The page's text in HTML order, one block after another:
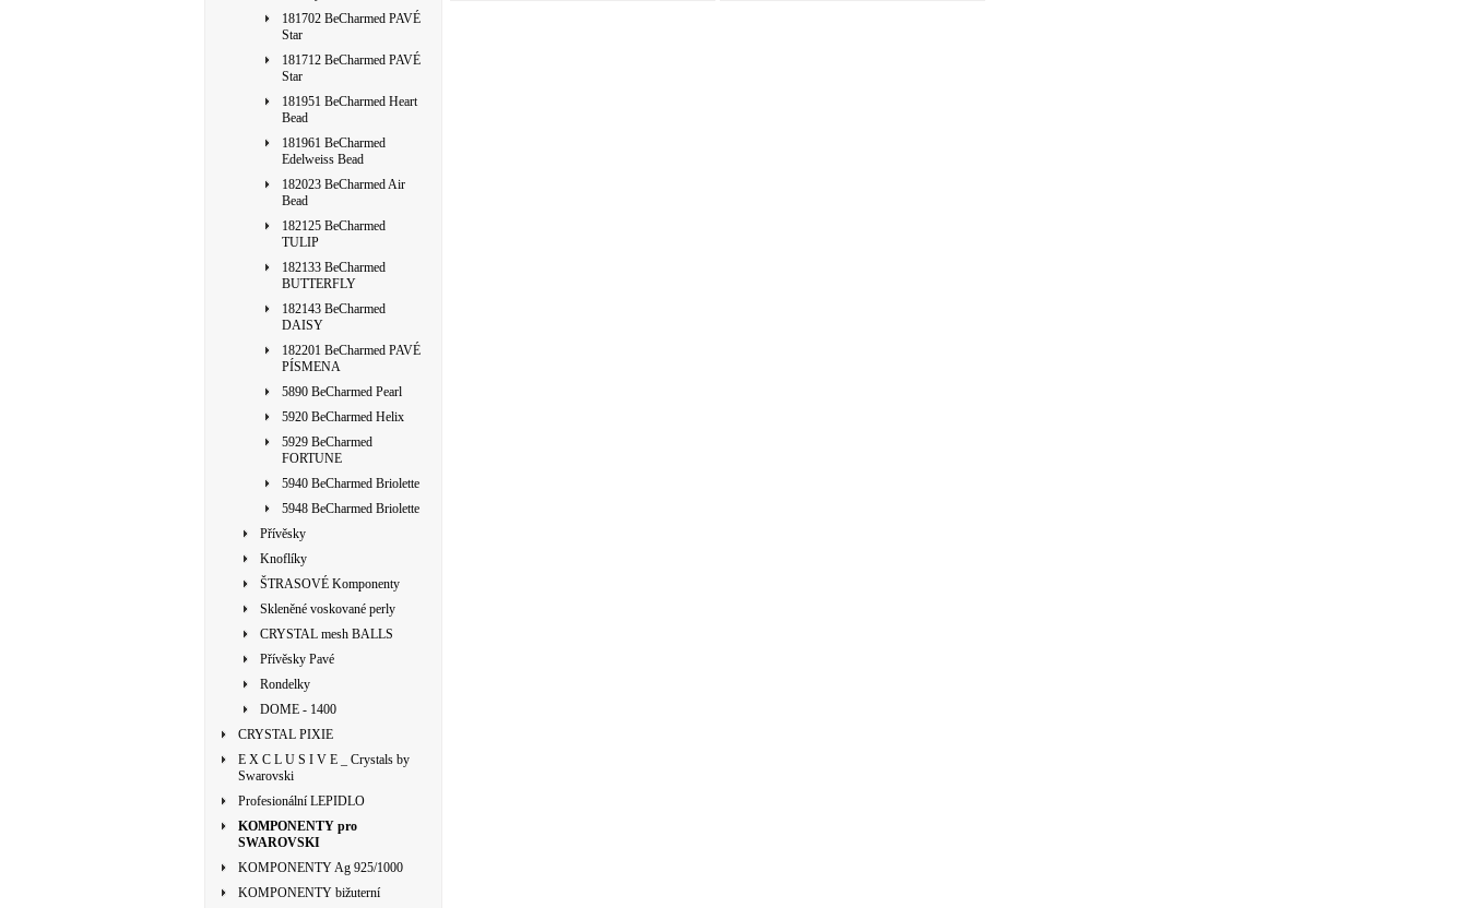
181702 BeCharmed PAVÉ
Star
181712 BeCharmed PAVÉ
Star
181951 BeCharmed Heart
Bead
181961 BeCharmed
Edelweiss Bead
182023 BeCharmed Air
Bead
182125 BeCharmed
TULIP
182133 BeCharmed
BUTTERFLY
182143 BeCharmed
DAISY
182201 BeCharmed PAVÉ
PÍSMENA
5890 BeCharmed Pearl
5920 BeCharmed Helix
5929 BeCharmed
FORTUNE
5940 BeCharmed Briolette
5948 BeCharmed Briolette
Přívěsky
Knoflíky
ŠTRASOVÉ Komponenty
Skleněné voskované perly
CRYSTAL mesh BALLS
Přívěsky Pavé
Rondelky
DOME - 1400
CRYSTAL PIXIE
E X C L U S I V E _ Crystals by
Swarovski
Profesionální LEPIDLO
KOMPONENTY pro
SWAROVSKI
KOMPONENTY Ag 925/1000
KOMPONENTY bižuterní